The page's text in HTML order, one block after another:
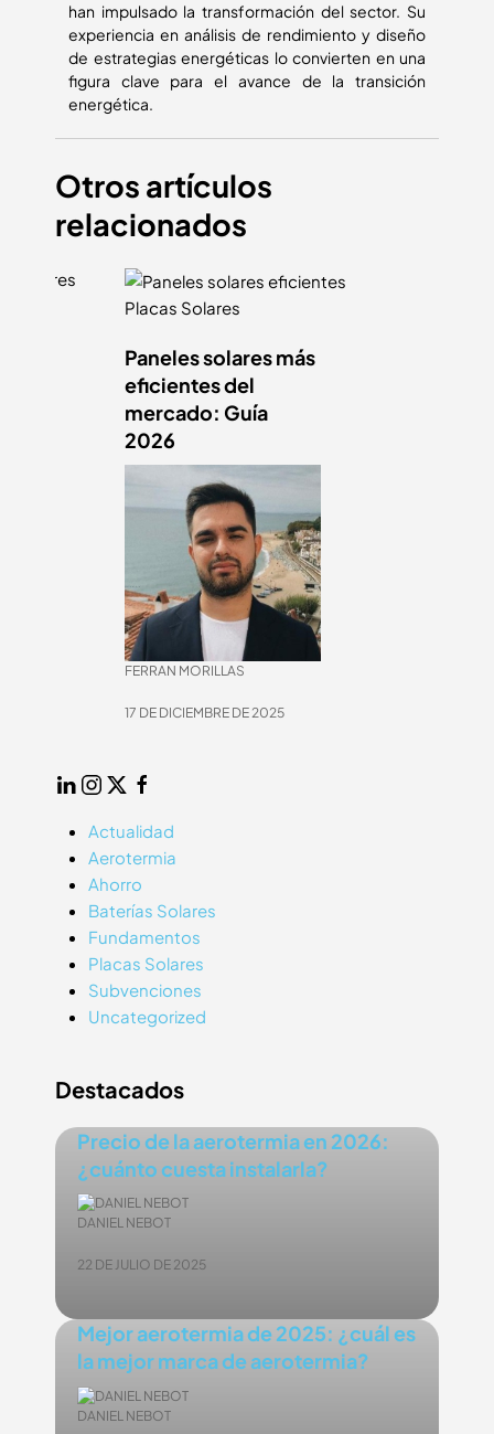
han impulsado la transformación del sector. Su
experiencia en análisis de rendimiento y diseño
de estrategias energéticas lo convierten en una
figura clave para el avance de la transición
energética.
Otros artículos
relacionados
Placas Solares
Paneles solares más
eficientes del
mercado: Guía
2026
FERRAN MORILLAS
17 DE DICIEMBRE DE 2025
LinkedIn
Instagram
TwitterFacebook
Actualidad
Aerotermia
Ahorro
Baterías Solares
Fundamentos
Placas Solares
Subvenciones
Uncategorized
Destacados
Precio de la aerotermia en 2026:
¿cuánto cuesta instalarla?
DANIEL NEBOT
22 DE JULIO DE 2025
Mejor aerotermia de 2025: ¿cuál es
la mejor marca de aerotermia?
DANIEL NEBOT